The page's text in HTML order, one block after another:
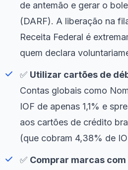
de antemão e gerar o
(DARF). A liberação na
Receita Federal é
quem declara
✅ Utilizar cartões de
Contas globais como
IOF de apenas 1,1% e
aos cartões de crédito
(que cobram 4,38% de
✅ Comprar marcas